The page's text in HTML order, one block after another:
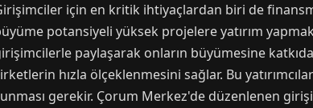
için en kritik ihtiyaçlardan biri de
potansiyeli yüksek projelere yatırım
paylaşarak onların büyümesine
hızla ölçeklenmesini sağlar. Bu
gerekir. Çorum Merkez'de düzenlenen